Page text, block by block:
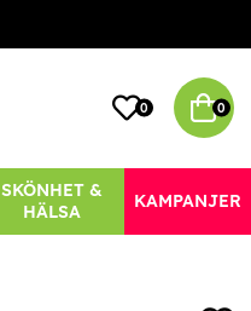
0 0
SKÖNHET &
HÄLSA
KAMPANJER